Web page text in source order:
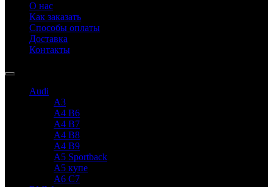
О нас
Как заказать
Способы оплаты
Доставка
Контакты
Audi
A3
A4 B6
A4 B7
A4 B8
A4 B9
A5 Sportback
A5 купе
A6 C7